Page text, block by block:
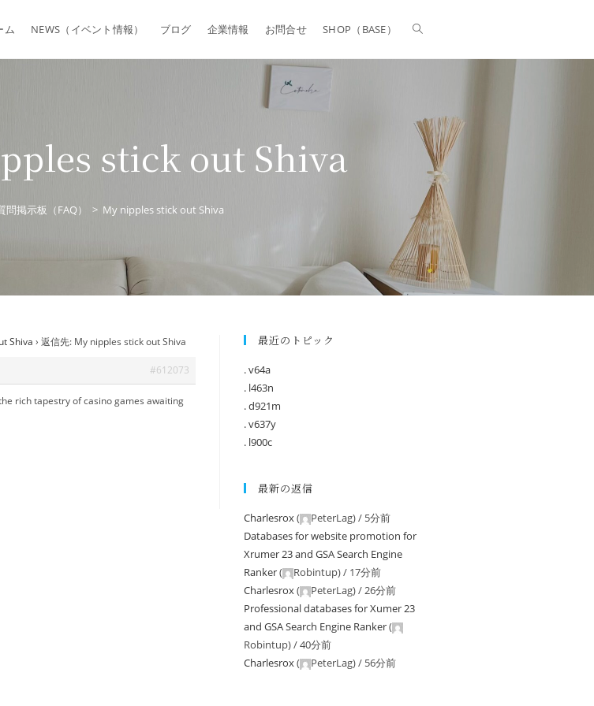
ム NEWS（イベント情報） ブログ 企業情報 お問合せ SHOP（BASE）
stick out Shiva
問掲示板（FAQ） > My nipples stick out Shiva
Shiva › 返信先: My nipples stick out Shiva
#612073
rich tapestry of casino games awaiting
最近のトピック
. v64a
. l463n
. d921m
. v637y
. l900c
最新の返信
Charlesrox( PeterLag) / 5分前
Databases for website promotion for
Xrumer 23 and GSA Search Engine
Ranker( Robintup) / 17分前
Charlesrox( PeterLag) /26分前
Professional databases for Xumer 23
and GSA Search Engine Ranker(
Robintup) /40分前
Charlesrox( PeterLag) / 56分前